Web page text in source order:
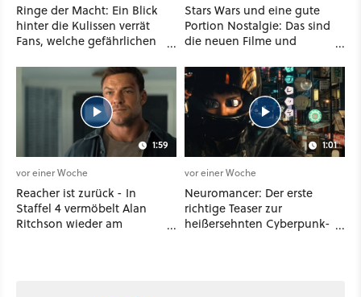
Ringe der Macht: Ein Blick
hinter die Kulissen verrät
Fans, welche gefährlichen
warten
Stars Wars und eine gute
Portion Nostalgie: Das sind
die neuen Filme und
Disney Plus
1:59
vor einer Woche
Reacher ist zurück - In
Staffel 4 vermöbelt Alan
Ritchson wieder am
1:01
vor einer Woche
Neuromancer: Der erste
richtige Teaser zur
heißersehnten Cyberpunk-